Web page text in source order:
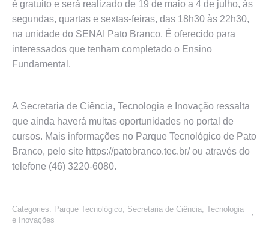
é gratuito e será realizado de 19 de maio a 4 de julho, às
segundas, quartas e sextas-feiras, das 18h30 às 22h30,
na unidade do SENAI Pato Branco. É oferecido para
interessados que tenham completado o Ensino
Fundamental.
A Secretaria de Ciência, Tecnologia e Inovação ressalta
que ainda haverá muitas oportunidades no portal de
cursos. Mais informações no Parque Tecnológico de Pato
Branco, pelo site https://patobranco.tec.br/ ou através do
telefone (46) 3220-6080.
Categories: Parque Tecnológico, Secretaria de Ciência, Tecnologia
e Inovações